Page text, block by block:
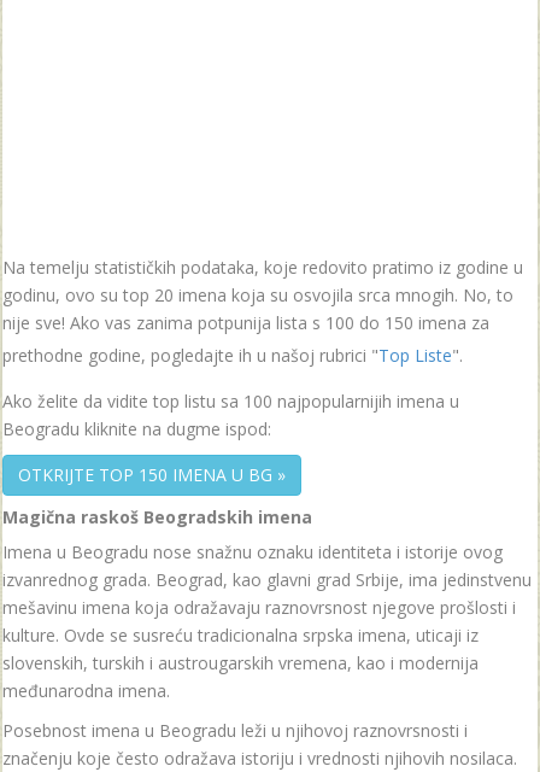
Na temelju statističkih podataka, koje redovito pratimo iz godine u
godinu, ovo su top 20 imena koja su osvojila srca mnogih. No, to
nije sve! Ako vas zanima potpunija lista s 100 do 150 imena za
prethodne godine, pogledajte ih u našoj rubrici "Top Liste".
Ako želite da vidite top listu sa 100 najpopularnijih imena u
Beogradu kliknite na dugme ispod:
OTKRIJTE TOP 150 IMENA U BG »
Magična raskoš Beogradskih imena
Imena u Beogradu nose snažnu oznaku identiteta i istorije ovog
izvanrednog grada. Beograd, kao glavni grad Srbije, ima jedinstvenu
mešavinu imena koja odražavaju raznovrsnost njegove prošlosti i
kulture. Ovde se susreću tradicionalna srpska imena, uticaji iz
slovenskih, turskih i austrougarskih vremena, kao i modernija
međunarodna imena.
Posebnost imena u Beogradu leži u njihovoj raznovrsnosti i
značenju koje često odražava istoriju i vrednosti njihovih nosilaca.